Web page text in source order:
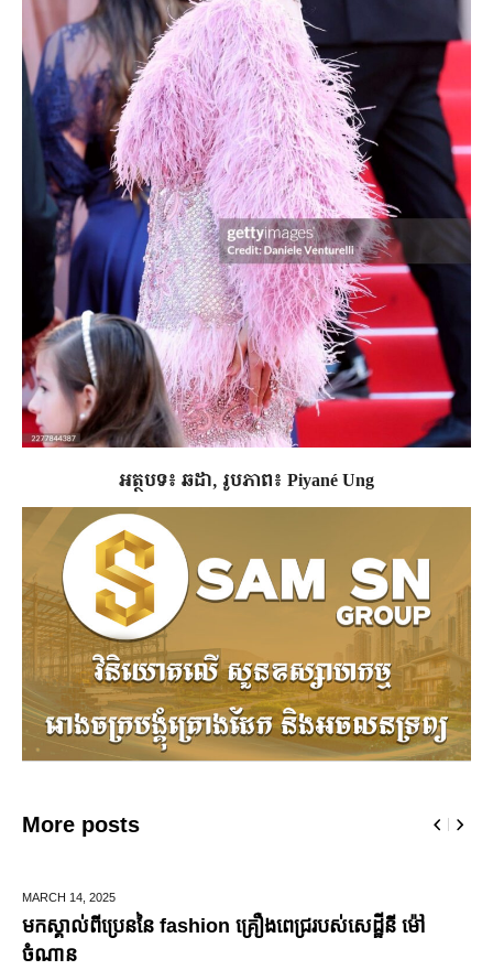
អត្ថបទ៖ ឆដា, រូបភាព៖ Piyané Ung
More posts
DECEMBER 28,
ឆ្លងឆ្នាំសកល អាជ្ញាធររាជធានីភ្នំពេញ នឹងបើកឱ្យដំណើរការផ្លូវថ្មើរ
ជើងរយៈពេល ៣ថ្ងៃ